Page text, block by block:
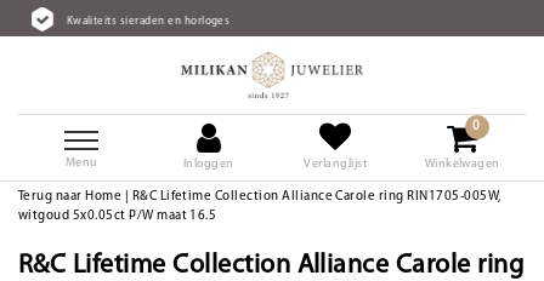
en horloges
Menu Inloggen Verlanglijst
0
Winkelwagen
Terug naar Home
R&C Lifetime Collection Alliance Carole ring RIN1705-005W,
witgoud 5x0.05ct P/W maat 16.5
R&C Lifetime Collection Alliance Carole ring